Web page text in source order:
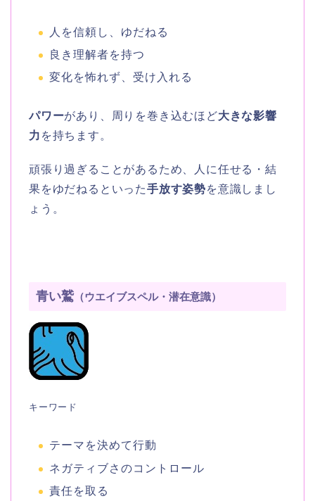
人を信頼し、ゆだねる
良き理解者を持つ
変化を怖れず、受け入れる
パワーがあり、周りを巻き込むほど大きな影響
力 を持ちます。
頑張り過ぎることがあるため、人に任せる・結
果をゆだねるといった手放す姿勢を意識しまし
ょう。
青い鷲（ウエイブスペル・潜在意識）
キーワード
テーマを決めて行動
ネガティブさのコントロール
責任を取る